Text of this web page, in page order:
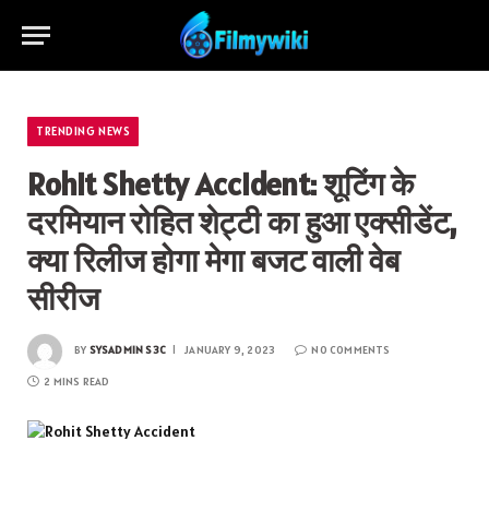
TRENDING NEWS
Rohit Shetty Accident: शूटिंग के
दरमियान रोहित शेट्टी का हुआ एक्सीडेंट,
क्या रिलीज होगा मेगा बजट वाली वेब
सीरीज
BY SYSADMIN S3C JANUARY 9, 2023 NO COMMENTS
2 MINS READ